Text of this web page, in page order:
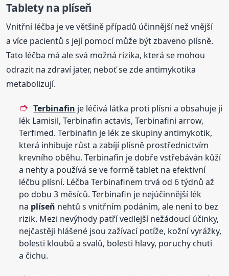
Tablety na plíseň
Vnitřní léčba je ve většině případů účinnější než vnější
a více pacientů s její pomocí může být zbaveno plísně.
Tato léčba má ale svá možná rizika, která se mohou
odrazit na zdraví jater, neboť se zde antimykotika
metabolizují.
Terbinafin je léčivá látka proti plísni a obsahuje ji
lék Lamisil, Terbinafin actavis, Terbinafini arrow,
Terfimed. Terbinafin je lék ze skupiny antimykotik,
která inhibuje růst a zabíjí plísně prostřednictvím
krevního oběhu. Terbinafin je dobře vstřebáván kůží
a nehty a používá se ve formě tablet na efektivní
léčbu plísní. Léčba Terbinafinem trvá od 6 týdnů až
po dobu 3 měsíců. Terbinafin je nejúčinnější lék
na plíseň nehtů s vnitřním podáním, ale není to bez
rizik. Mezi nevýhody patří vedlejší nežádoucí účinky,
nejčastěji hlášené jsou zažívací potíže, kožní vyrážky,
bolesti kloubů a svalů, bolesti hlavy, poruchy chuti
a čichu.